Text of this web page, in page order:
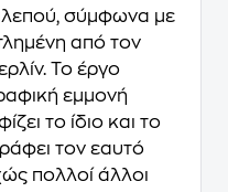
σύμφωνα με
από τον
Το έργο
εμμονή
το ίδιο και το
τον εαυτό
πολλοί άλλοι